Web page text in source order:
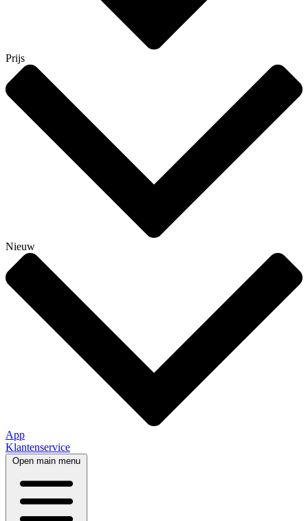
Prijs
Nieuw
App
Klantenservice
Open main menu